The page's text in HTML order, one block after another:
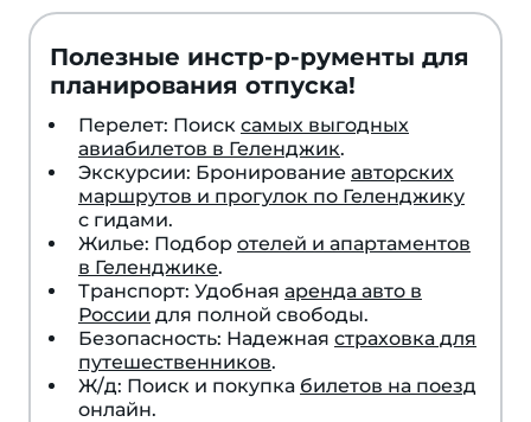
Полезные инстр-р-рументы для
планирования отпуска!
Перелет: Поиск самых выгодных
авиабилетов в Геленджик.
Экскурсии: Бронирование авторских
маршрутов и прогулок по Геленджику
с гидами.
Жилье: Подбор отелей и апартаментов
в Геленджике.
Транспорт: Удобная аренда авто в
России для полной свободы.
Безопасность: Надежная страховка для
путешественников.
Ж/д: Поиск и покупка билетов на поезд
онлайн.